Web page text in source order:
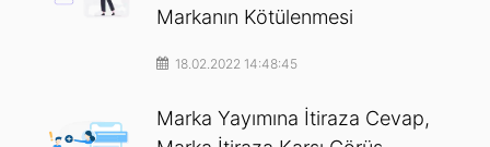
Markanın Kötülenmesi
18.02.2022 14:48:45
Marka Yayımına İtiraza Cevap,